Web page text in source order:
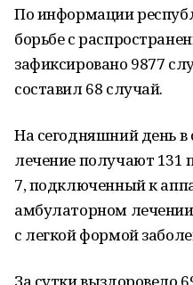
По информации
борьбе с
зафиксировано 9877
составил 68 случай.
На сегодняшний день в
лечение получают 131
7, подключенный к
амбулаторном
с легкой формой